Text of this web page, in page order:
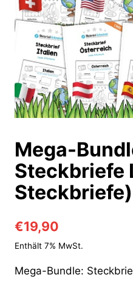
Mega-
Steckbriefe
Steckbriefe)
€19,90
Enthält 7% MwSt.
Mega-Bundle: